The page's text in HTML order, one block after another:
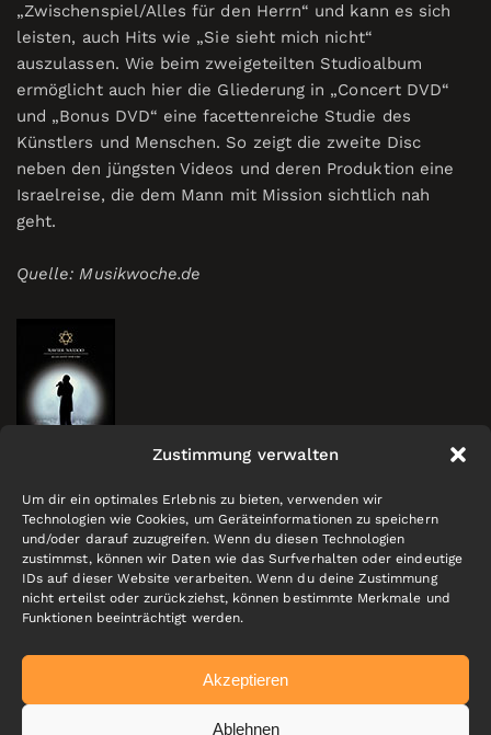
Zustimmung verwalten
Um dir ein optimales Erlebnis zu bieten, verwenden wir
Technologien wie Cookies, um Geräteinformationen zu speichern
und/oder darauf zuzugreifen. Wenn du diesen Technologien
zustimmst, können wir Daten wie das Surfverhalten oder eindeutige
IDs auf dieser Website verarbeiten. Wenn du deine Zustimmung
nicht erteilst oder zurückziehst, können bestimmte Merkmale und
Funktionen beeinträchtigt werden.
Akzeptieren
Ablehnen
„Zwischenspiel/Alles für den Herrn“ und kann es sich
leisten, auch Hits wie „Sie sieht mich nicht“
auszulassen. Wie beim zweigeteilten Studioalbum
ermöglicht auch hier die Gliederung in „Concert DVD“
und „Bonus DVD“ eine facettenreiche Studie des
Künstlers und Menschen. So zeigt die zweite Disc
neben den jüngsten Videos und deren Produktion eine
Israelreise, die dem Mann mit Mission sichtlich nah
geht.
Quelle: Musikwoche.de